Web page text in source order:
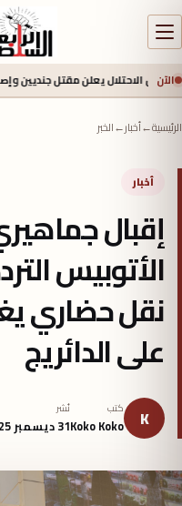
الآن
مقتل جنديين وإصابة 4 بجروح خطرة في جنوب لبنان
الرئيسية←أخبار←الخبر
أخبار
إقبال
نقل حضاري
على الدائريج
K كتب
Koko Koko
نُشر
31 ديسمبر 2025 - 3:21 م